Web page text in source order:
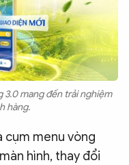
3.0 mang đến trải nghiệm
hàng.
cụm menu vòng
hình, thay đổi